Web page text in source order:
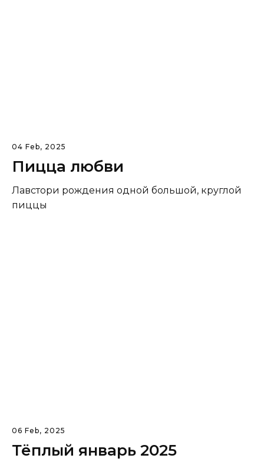
04 Feb, 2025
Пицца любви
Лавстори рождения одной большой, круглой
пиццы
06 Feb, 2025
Тёплый январь 2025